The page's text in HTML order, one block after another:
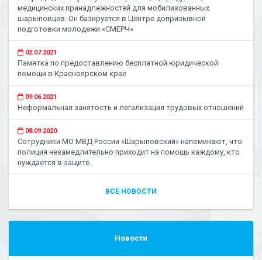
медицинских принадлежностей для мобилизованных
шарыповцев. Он базируется в Центре допризывной
подготовки молодежи «СМЕРЧ»
02.07.2021
Памятка по предоставлению бесплатной юридической
помощи в Красноярском крае
09.06.2021
Неформальная занятость и легализация трудовых отношений
08.09.2020
Сотрудники МО МВД России «Шарыповский» напоминают, что
полиция незамедлительно приходит на помощь каждому, кто
нуждается в защите.
ВСЕ НОВОСТИ
Новости